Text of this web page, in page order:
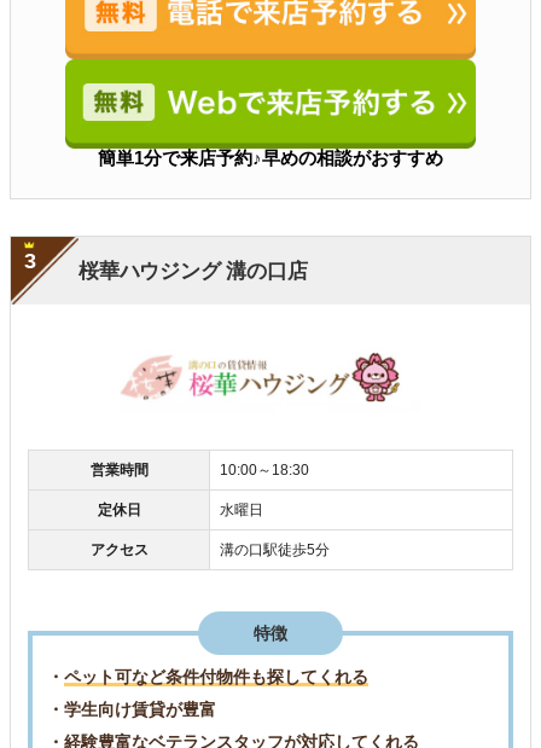
簡単1分で来店予約♪早めの相談がおすすめ
桜華ハウジング 溝の口店
3
営業時間 10:00～18:30
定休日 水曜日
アクセス 溝の口駅徒歩5分
特徴
・ ペット可など条件付物件も探してくれる
・学生向け賃貸が豊富
・経験豊富なベテランスタッフが対応してくれる